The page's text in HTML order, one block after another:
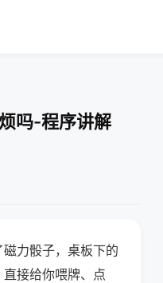
吗-程序讲解
力骰子，桌板下的
接给你喂牌、点